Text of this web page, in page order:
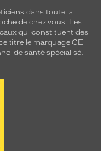
dans toute la
de chez vous. Les
qui constituent des
titre le marquage CE.
de santé spécialisé.